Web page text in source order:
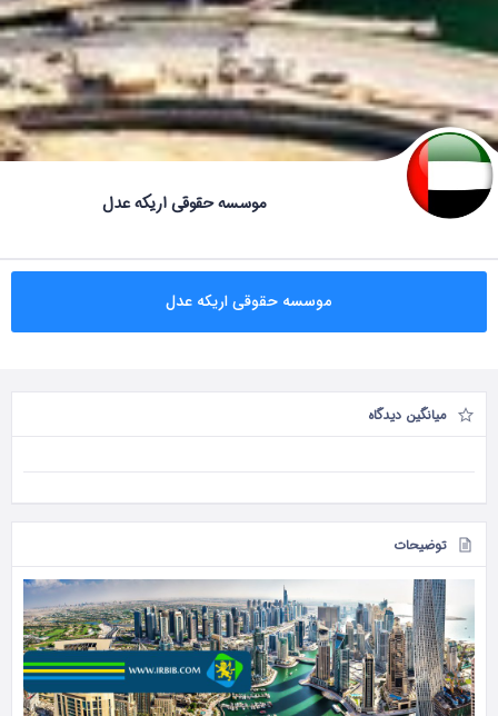
موسسه حقوقی اریکه عدل
موسسه حقوقی اریکه عدل
میانگین دیدگاه
توضیحات